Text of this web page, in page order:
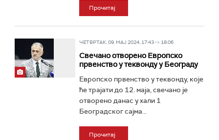
Прочитај
ЧЕТВРТАК, 09. МАЈ 2024, 17:43 -> 18:06
Свечано отворено Европско
првенство у теквонду у Београду
Eвропско првенство у теквонду, које
ће трајати до 12. маја, свечано је
отворено данас у хали 1
Београдског сајма...
Прочитај